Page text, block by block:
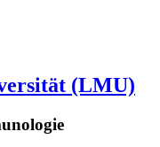
(LMU)